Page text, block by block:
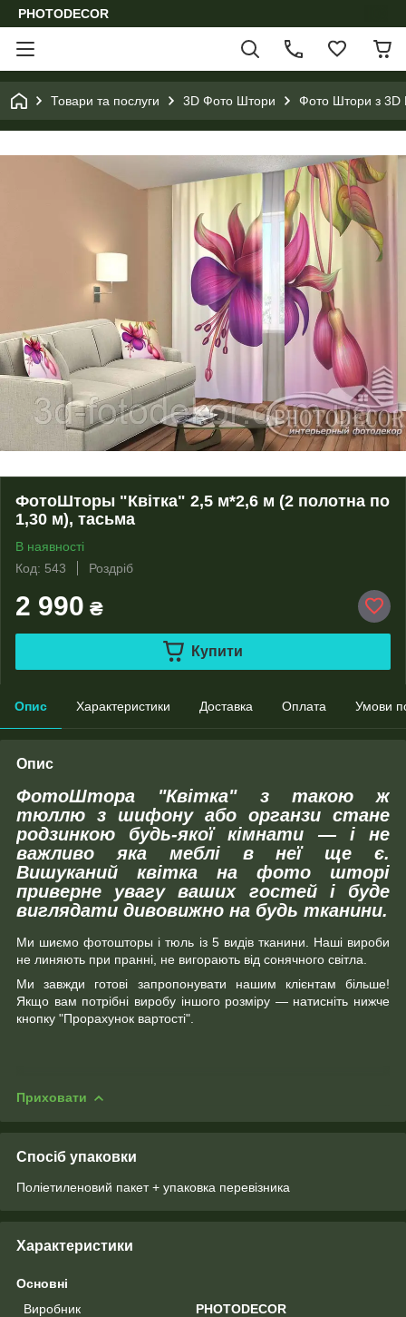
PHOTODECOR
Товари та послуги 3D Фото Штори Фото Штори з 3D
ФотоШторы "Квітка" 2,5 м*2,6 м (2 полотна по
1,30 м), тасьма
В наявності
Код: 543
Роздріб
2 990 ₴
Купити
Опис Характеристики Доставка Оплата Умови
Опис
ФотоШтора "Квітка"з такою ж
тюллю з шифону або органзи стане
родзинкою будь-якої кімнати ― і не
важливо яка меблі в неї ще є.
Вишуканий квітка на фото шторі
приверне увагу ваших гостей і буде
виглядати дивовижно на будь тканини.
Ми шиємо фотошторы і тюль із 5 видів тканини. Наші вироби
не линяють при пранні, не вигорають від сонячного світла.
Ми завжди готові запропонувати нашим клієнтам більше!
Якщо вам потрібні виробу іншого розміру ― натисніть нижче
кнопку "Прорахунок вартості".
Приховати
Спосіб упаковки
Поліетиленовий пакет + упаковка перевізника
Характеристики
Основні
Виробник
PHOTODECOR